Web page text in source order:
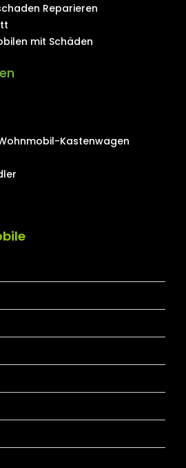
Reparieren
mit Schäden
Kastenwagen